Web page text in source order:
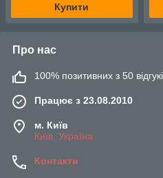
Купити
Про нас
100% позитивних з 50
Працює з 23.08.2010
м. Київ
Київ, Україна
Контакти